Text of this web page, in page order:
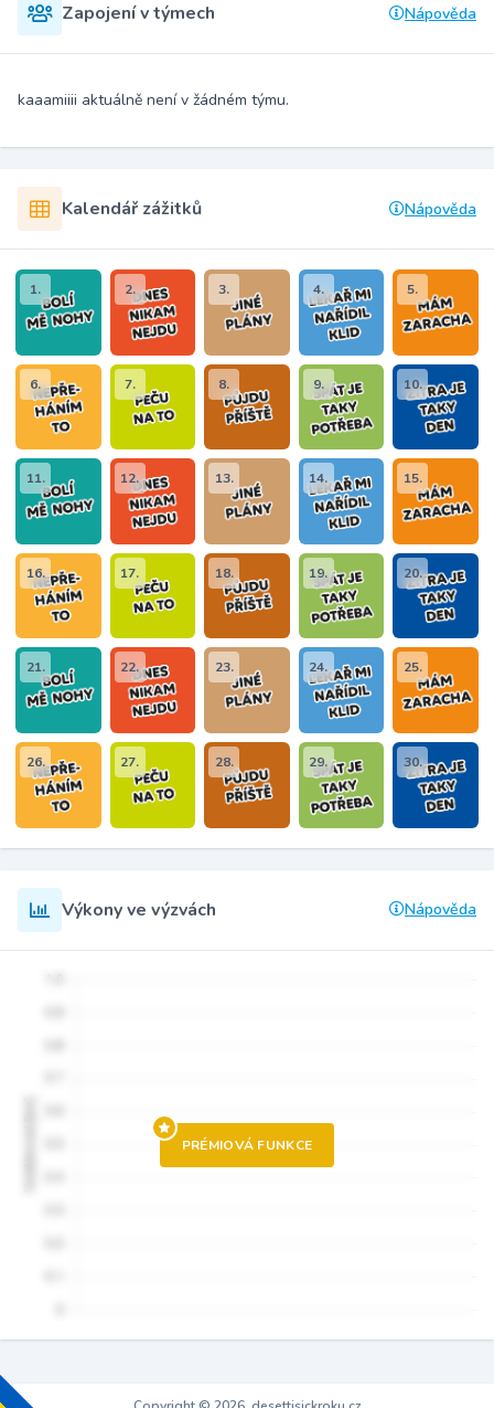
Zapojení v týmech Nápověda
kaaamiiii aktuálně není v žádném týmu.
Kalendář zážitků Nápověda
1. 2. 3. 4. 5.
6. 7. 8. 9. 10.
11. 12. 13. 14. 15.
16. 17. 18. 19. 20.
21. 22. 23. 24. 25.
26. 27. 28. 29. 30.
Výkony ve výzvách Nápověda
PRÉMIOVÁ FUNKCE